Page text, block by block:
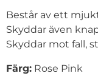
Består av ett
Skyddar även
Skyddar mot fall,
Färg: Rose Pink